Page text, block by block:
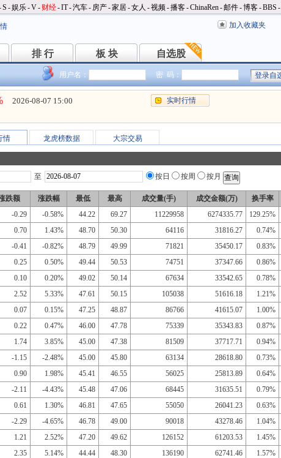
S -娱乐-V- 财经-IT-汽车- 房产-家居-女人 -视频-播客-ChinaRen-邮件-博客-BBS -
加入收藏夹
排 行
排 行 板 块
板 块 自选股
自选股
用户名： 密 码：
2026-08-07 15:00 实时行情
情 龙虎榜数据 大宗交易
至 按日 按周 按月
跌额 涨跌幅 最低 最高 成交量(手) 成交金额(万) 换手率
-0.29 -0.58% 44.22 69.27 11229958 6274335.77 129.25%
0.70 1.43% 48.70 50.30 64116 31816.27 0.74%
-0.41 -0.82% 48.79 49.99 71821 35450.17 0.83%
0.25 0.50% 49.44 50.53 74751 37347.66 0.86%
0.10 0.20% 49.02 50.14 67634 33542.65 0.78%
2.52 5.33% 47.61 50.15 105038 51616.18 1.21%
0.07 0.15% 47.25 48.87 86766 41615.07 1.00%
0.22 0.47% 46.00 47.78 75339 35343.83 0.87%
1.74 3.85% 45.00 47.38 81509 37717.71 0.94%
-1.15 -2.48% 45.00 45.80 63134 28618.80 0.73%
0.90 1.98% 45.41 46.55 56025 25813.89 0.64%
-2.11 -4.43% 45.48 47.06 68445 31635.51 0.79%
0.61 1.30% 46.81 47.65 55050 26041.23 0.63%
-2.29 -4.65% 46.78 49.00 90018 43278.46 1.04%
1.21 2.52% 47.20 49.62 126152 61203.53 1.45%
2.35 5.14% 44.44 48.30 136190 62741.46 1.57%